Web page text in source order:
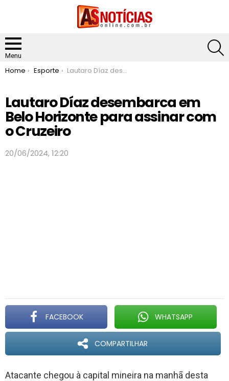
Menu
You are here:
Home Esporte Lautaro Díaz desembarca em Belo Horizonte para assinar com o Cruzeiro
Lautaro Díaz desembarca em
Belo Horizonte para assinar com
o Cruzeiro
20/06/2024, 12:20
FACEBOOK WHATSAPP
COMPARTILHAR
Atacante chegou à capital mineira na manhã desta